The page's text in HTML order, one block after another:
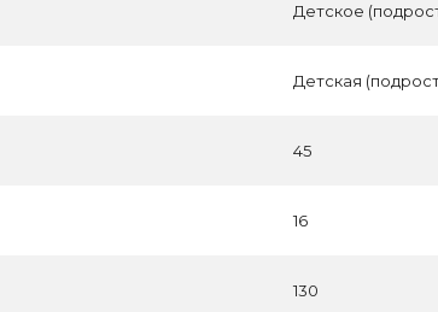
Детское
Детская
45
16
130